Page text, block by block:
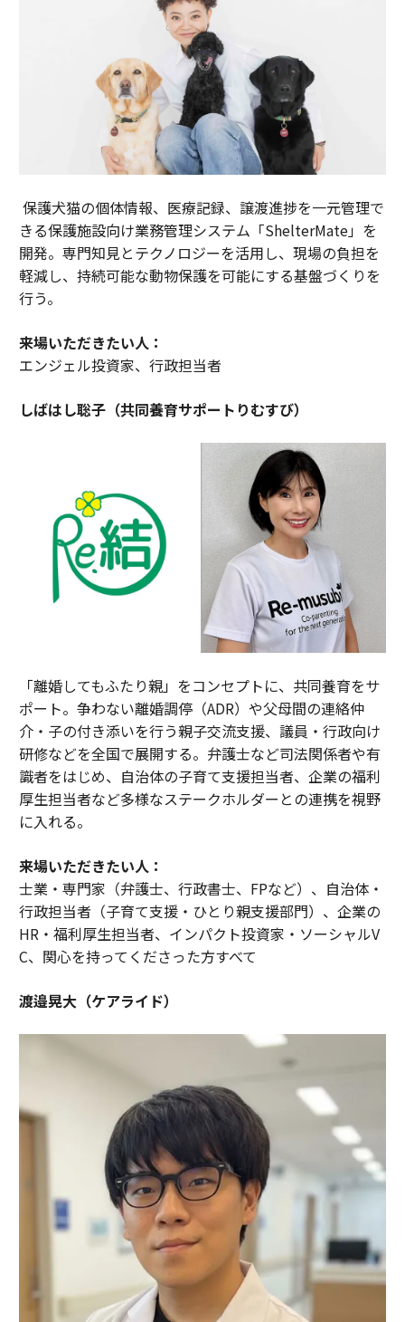
保護犬猫の個体情報、医療記録、譲渡進捗を一元管理で
きる保護施設向け業務管理システム「ShelterMate」を
開発。専門知見とテクノロジーを活用し、現場の負担を
軽減し、持続可能な動物保護を可能にする基盤づくりを
行う。
来場いただきたい人：
エンジェル投資家、行政担当者
しばはし聡子（共同養育サポートりむすび）
「離婚してもふたり親」をコンセプトに、共同養育をサ
ポート。争わない離婚調停（ADR）や父母間の連絡仲
介・子の付き添いを行う親子交流支援、議員・行政向け
研修などを全国で展開する。弁護士など司法関係者や有
識者をはじめ、自治体の子育て支援担当者、企業の福利
厚生担当者など多様なステークホルダーとの連携を視野
に入れる。
来場いただきたい人：
士業・専門家（弁護士、行政書士、FPなど）、自治体・
行政担当者（子育て支援・ひとり親支援部門）、企業の
HR・福利厚生担当者、インパクト投資家・ソーシャルV
C、関心を持ってくださった方すべて
渡邉晃大（ケアライド）